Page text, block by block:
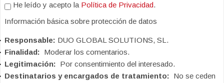
He leído y acepto la Política de Privacidad.
Información básica sobre protección de datos
Responsable: DUO GLOBAL SOLUTIONS, SL.
Finalidad: Moderar los comentarios.
Legitimación: Por consentimiento del interesado.
Destinatarios y encargados de tratamiento: No se ceden